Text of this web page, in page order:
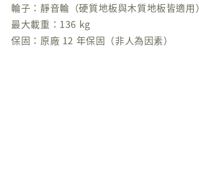
輪子：靜音輪（硬質地板與木質地板皆適用）
最大載重：136 kg
保固：原廠 12 年保固（非人為因素）